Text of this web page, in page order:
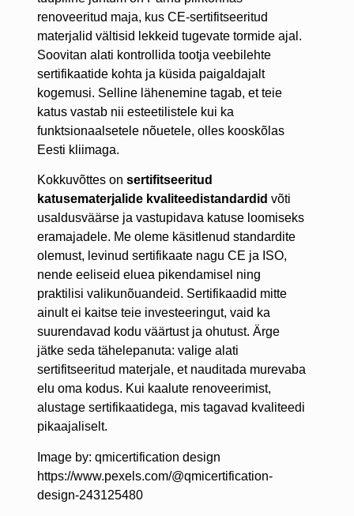
renoveeritud maja, kus CE-sertifitseeritud
materjalid vältisid lekkeid tugevate tormide ajal.
Soovitan alati kontrollida tootja veebilehte
sertifikaatide kohta ja küsida paigaldajalt
kogemusi. Selline lähenemine tagab, et teie
katus vastab nii esteetilistele kui ka
funktsionaalsetele nõuetele, olles kooskõlas
Eesti kliimaga.
Kokkuvõttes on sertifitseeritud
katusematerjalide kvaliteedistandardid võti
usaldusväärse ja vastupidava katuse loomiseks
eramajadele. Me oleme käsitlenud standardite
olemust, levinud sertifikaate nagu CE ja ISO,
nende eeliseid eluea pikendamisel ning
praktilisi valikunõuandeid. Sertifikaadid mitte
ainult ei kaitse teie investeeringut, vaid ka
suurendavad kodu väärtust ja ohutust. Ärge
jätke seda tähelepanuta: valige alati
sertifitseeritud materjale, et nauditada murevaba
elu oma kodus. Kui kaalute renoveerimist,
alustage sertifikaatidega, mis tagavad kvaliteedi
pikaajaliselt.
Image by: qmicertification design
https://www.pexels.com/@qmicertification-
design-243125480